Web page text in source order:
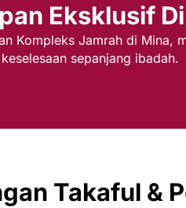
Eksklusif Di
Kompleks Jamrah di Mina,
keselesaan sepanjang ibadah.
Takaful &